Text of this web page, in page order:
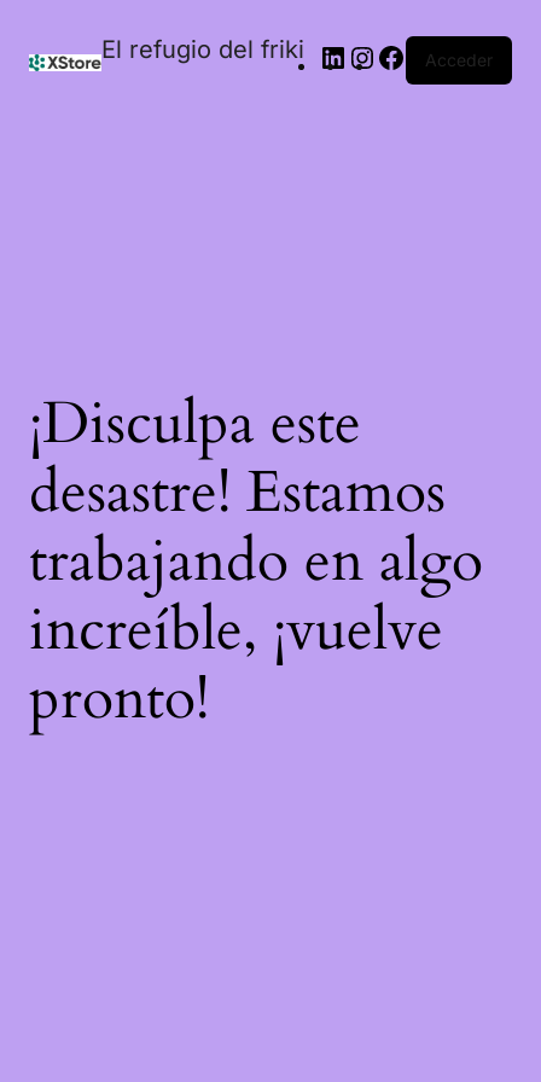
El refugio del friki Acceder
¡Disculpa este
desastre! Estamos
trabajando en algo
increíble, ¡vuelve
pronto!